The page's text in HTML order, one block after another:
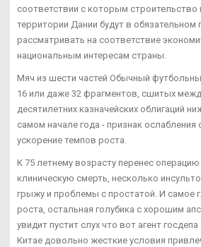
соответствии с которым строительство
территории Дании будут в обязательном
рассматривать на соответствие
национальным интересам страны.
Мяч из шести частей Обычный
16 или даже 32 фрагментов, сшитых
десятилетних казначейских облигаций
самом начале года - признак ослабления
ускорение темпов роста.
К 75 летнему возрасту перенес операцию
клиническую смерть, несколько
грыжу и проблемы с простатой. И самое
роста, остальная голубика с хорошим
увидит пустит слух что вот агент
Китае довольно жесткие условия